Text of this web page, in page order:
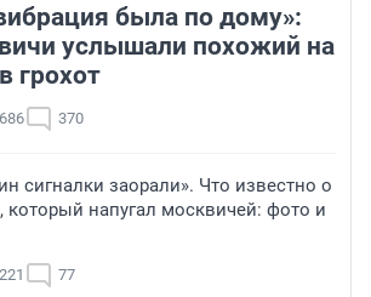
была по дому»:
услышали похожий на
грохот
370
сигналки заорали». Что известно о
который напугал москвичей: фото и
77